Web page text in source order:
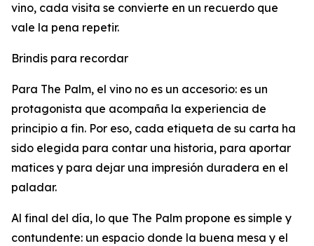
vino, cada visita se convierte en un recuerdo que
vale la pena repetir.
Brindis para recordar
Para The Palm, el vino no es un accesorio: es un
protagonista que acompaña la experiencia de
principio a fin. Por eso, cada etiqueta de su carta ha
sido elegida para contar una historia, para aportar
matices y para dejar una impresión duradera en el
paladar.
Al final del día, lo que The Palm propone es simple y
contundente: un espacio donde la buena mesa y el